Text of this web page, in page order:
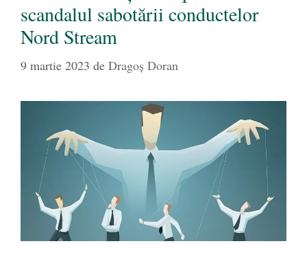
scandalul sabotării conductelor
Nord Stream
9 martie 2023 de Dragoș Doran